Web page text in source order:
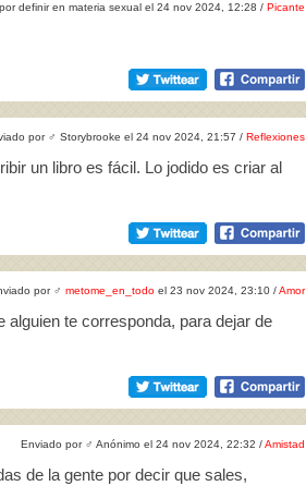
definir en materia sexual el 24 nov 2024, 12:28 / Picante
por ♂ Storybrooke el 24 nov 2024, 21:57 / Reflexiones
un libro es fácil. Lo jodido es criar al
por ♂ metome_en_todo el 23 nov 2024, 23:10 /Amor
alguien te corresponda, para dejar de
Enviado por ♂ Anónimo el 24 nov 2024, 22:32 /Amistad
de la gente por decir que sales,